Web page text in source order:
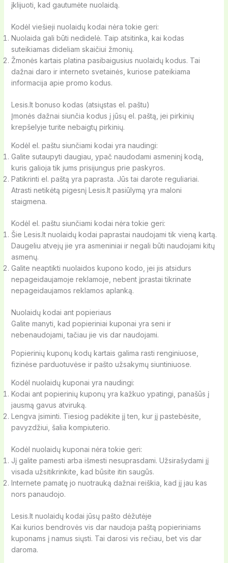
įklijuoti, kad gautumėte nuolaidą.
Kodėl viešieji nuolaidų kodai nėra tokie geri:
Nuolaida gali būti nedidelė. Taip atsitinka, kai kodas
suteikiamas dideliam skaičiui žmonių.
Žmonės kartais platina pasibaigusius nuolaidų kodus. Tai
dažnai daro ir interneto svetainės, kuriose pateikiama
informacija apie promo kodus.
Lesis.lt bonuso kodas (atsiųstas el. paštu)
Įmonės dažnai siunčia kodus į jūsų el. paštą, jei pirkinių
krepšelyje turite nebaigtų pirkinių.
Kodėl el. paštu siunčiami kodai yra naudingi:
Galite sutaupyti daugiau, ypač naudodami asmeninį kodą,
kuris galioja tik jums prisijungus prie paskyros.
Patikrinti el. paštą yra paprasta. Jūs tai darote reguliariai.
Atrasti netikėtą pigesnį Lesis.lt pasiūlymą yra maloni
staigmena.
Kodėl el. paštu siunčiami kodai nėra tokie geri:
Šie Lesis.lt nuolaidų kodai paprastai naudojami tik vieną kartą.
Daugeliu atvejų jie yra asmeniniai ir negali būti naudojami kitų
asmenų.
Galite neaptikti nuolaidos kupono kodo, jei jis atsidurs
nepageidaujamoje reklamoje, nebent įprastai tikrinate
nepageidaujamos reklamos aplanką.
Nuolaidų kodai ant popieriaus
Galite manyti, kad popieriniai kuponai yra seni ir
nebenaudojami, tačiau jie vis dar naudojami.
Popierinių kuponų kodų kartais galima rasti renginiuose,
fizinėse parduotuvėse ir pašto užsakymų siuntiniuose.
Kodėl nuolaidų kuponai yra naudingi:
Kodai ant popierinių kuponų yra kažkuo ypatingi, panašūs į
jausmą gavus atviruką.
Lengva įsiminti. Tiesiog padėkite jį ten, kur jį pastebėsite,
pavyzdžiui, šalia kompiuterio.
Kodėl nuolaidų kuponai nėra tokie geri:
Jį galite pamesti arba išmesti nesuprasdami. Užsirašydami jį
visada užsitikrinkite, kad būsite itin saugūs.
Internete pamatę jo nuotrauką dažnai reiškia, kad jį jau kas
nors panaudojo.
Lesis.lt nuolaidų kodai jūsų pašto dėžutėje
Kai kurios bendrovės vis dar naudoja paštą popieriniams
kuponams į namus siųsti. Tai darosi vis rečiau, bet vis dar
daroma.